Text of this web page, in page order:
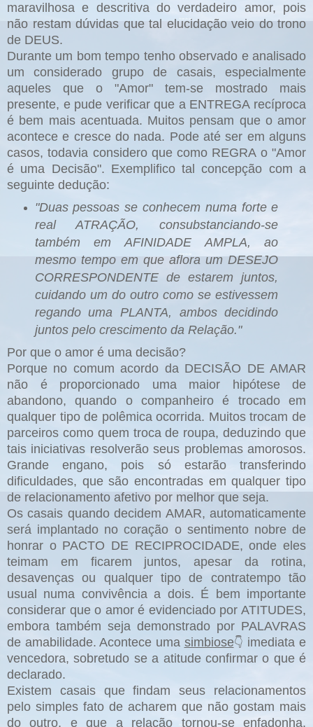
maravilhosa e descritiva do verdadeiro amor, pois
não restam dúvidas que tal elucidação veio do trono
de DEUS.
Durante um bom tempo tenho observado e analisado
um considerado grupo de casais, especialmente
aqueles que o "Amor" tem-se mostrado mais
presente, e pude verificar que a ENTREGA recíproca
é bem mais acentuada. Muitos pensam que o amor
acontece e cresce do nada. Pode até ser em alguns
casos, todavia considero que como REGRA o "Amor
é uma Decisão". Exemplifico tal concepção com a
seguinte dedução:
"Duas pessoas se conhecem numa forte e
real ATRAÇÃO, consubstanciando-se
também em AFINIDADE AMPLA, ao
mesmo tempo em que aflora um DESEJO
CORRESPONDENTE de estarem juntos,
cuidando um do outro como se estivessem
regando uma PLANTA, ambos decidindo
juntos pelo crescimento da Relação."
Por que o amor é uma decisão?
Porque no comum acordo da DECISÃO DE AMAR
não é proporcionado uma maior hipótese de
abandono, quando o companheiro é trocado em
qualquer tipo de polêmica ocorrida. Muitos trocam de
parceiros como quem troca de roupa, deduzindo que
tais iniciativas resolverão seus problemas amorosos.
Grande engano, pois só estarão transferindo
dificuldades, que são encontradas em qualquer tipo
de relacionamento afetivo por melhor que seja.
Os casais quando decidem AMAR, automaticamente
será implantado no coração o sentimento nobre de
honrar o PACTO DE RECIPROCIDADE, onde eles
teimam em ficarem juntos, apesar da rotina,
desavenças ou qualquer tipo de contratempo tão
usual numa convivência a dois. É bem importante
considerar que o amor é evidenciado por ATITUDES,
embora também seja demonstrado por PALAVRAS
de amabilidade. Acontece uma simbiose👇 imediata e
vencedora, sobretudo se a atitude confirmar o que é
declarado.
Existem casais que findam seus relacionamentos
pelo simples fato de acharem que não gostam mais
do outro, e que a relação tornou-se enfadonha.